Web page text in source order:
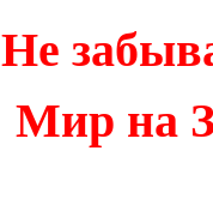
Не
Мир на